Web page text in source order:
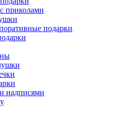
приколами
подарки
надписями